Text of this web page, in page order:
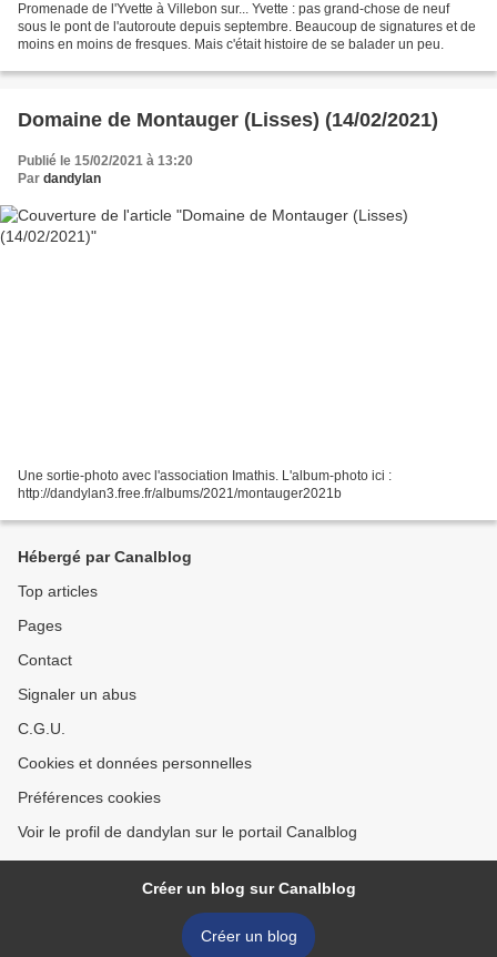
Promenade de l'Yvette à Villebon sur... Yvette : pas grand-chose de neuf
sous le pont de l'autoroute depuis septembre. Beaucoup de signatures et de
moins en moins de fresques. Mais c'était histoire de se balader un peu.
Domaine de Montauger (Lisses) (14/02/2021)
Publié le 15/02/2021 à 13:20
Par dandylan
Une sortie-photo avec l'association Imathis. L'album-photo ici :
http://dandylan3.free.fr/albums/2021/montauger2021b
Hébergé par Canalblog
Top articles
Pages
Contact
Signaler un abus
C.G.U.
Cookies et données personnelles
Préférences cookies
Voir le profil de dandylan sur le portail Canalblog
Créer un blog sur Canalblog
Créer un blog